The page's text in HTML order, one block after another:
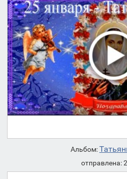
Альбом:
отправлена: